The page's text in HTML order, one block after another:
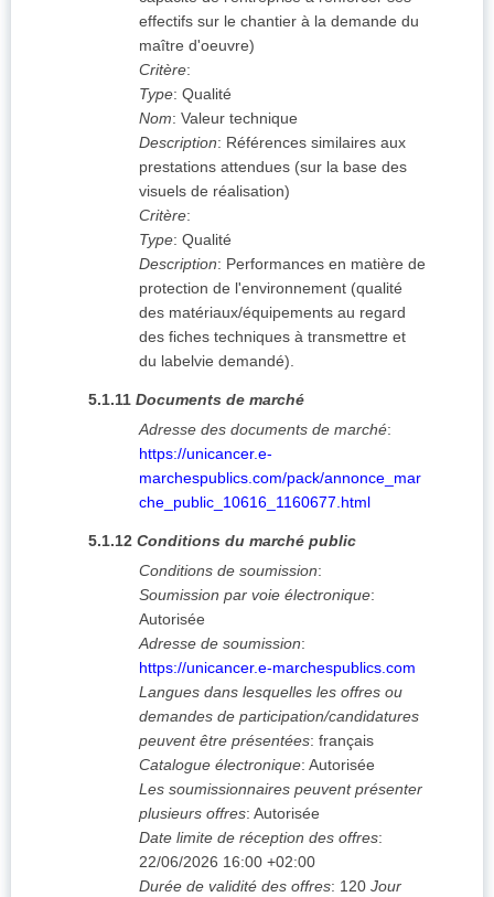
effectifs sur le chantier à la demande du
maître d'oeuvre)
Critère:
Type: Qualité
Nom: Valeur technique
Description: Références similaires aux
prestations attendues (sur la base des
visuels de réalisation)
Critère:
Type: Qualité
Description: Performances en matière de
protection de l'environnement (qualité
des matériaux/équipements au regard
des fiches techniques à transmettre et
du labelvie demandé).
5.1.11 Documents de marché
Adresse des documents de marché:
https://unicancer.e-
marchespublics.com/pack/annonce_mar
che_public_10616_1160677.html
5.1.12 Conditions du marché public
Conditions de soumission:
Soumission par voie électronique:
Autorisée
Adresse de soumission:
https://unicancer.e-marchespublics.com
Langues dans lesquelles les offres ou
demandes de participation/candidatures
peuvent être présentées: français
Catalogue électronique: Autorisée
Les soumissionnaires peuvent présenter
plusieurs offres: Autorisée
Date limite de réception des offres:
22/06/2026 16:00 +02:00
Durée de validité des offres: 120 Jour